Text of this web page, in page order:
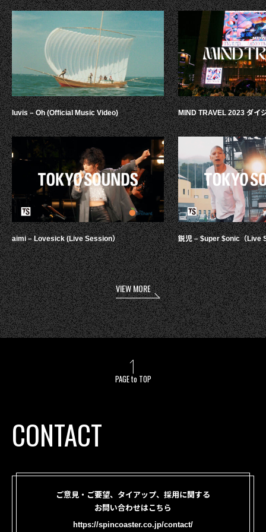
luvis – Oh (Official Music Video)
aimi – Lovesick (Live Session）
MIND TRAVEL 2023 ダイ
鋭児 – $uper $onic（Live
VIEW MORE
PAGE to TOP
CONTACT
ご意見・ご要望、タイアップ、採用に関する
お問い合わせはこちら
https://spincoaster.co.jp/contact/